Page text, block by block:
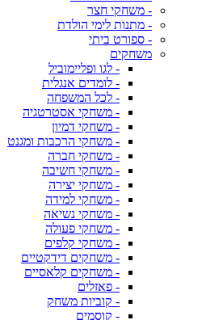
- משחקי חצר
- מתנות לימי הולדת
- ספורט ביתי
משחקים
- לגו ופליימוביל
- לומדים אנגלית
- לכל המשפחה
- משחקי אסטרטגיה
- משחקי דמיון
- משחקי הרכבות ומגנט
- משחקי חברה
- משחקי חשיבה
- משחקי יצירה
- משחקי למידה
- משחקי נשיאה
- משחקי פעולה
- משחקי קלפים
- משחקים דידקטיים
- משחקים קלאסיים
- פאזלים
- קוביות משחק
- קוסמים